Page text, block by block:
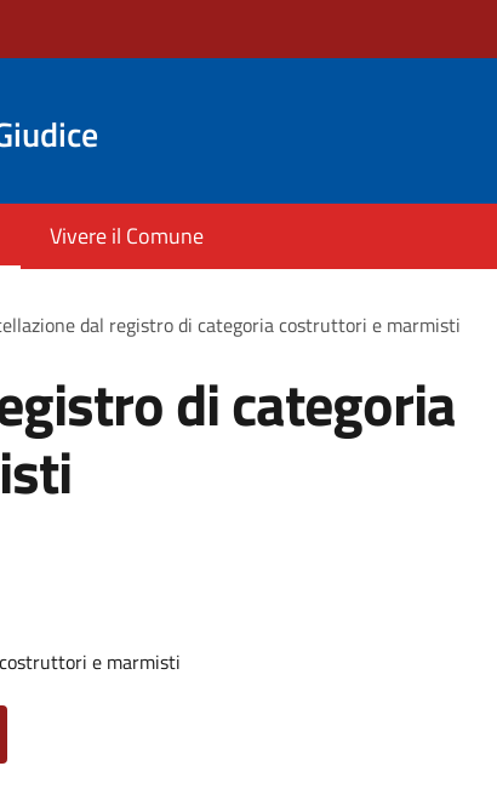
Vivere il Comune
dal registro di categoria costruttori e marmisti
di categoria
e marmisti